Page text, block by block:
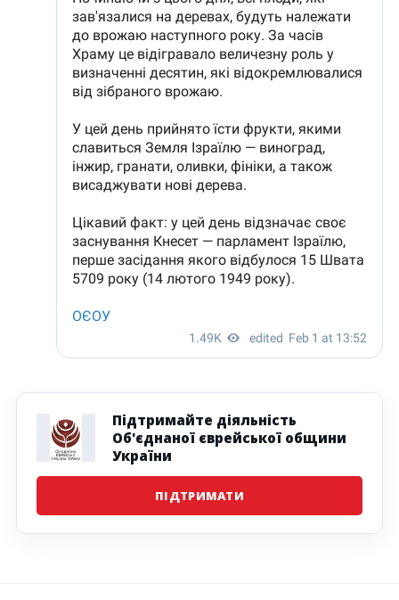
Підтримайте діяльність
Об'єднаної єврейської общини
України
ПІДТРИМАТИ